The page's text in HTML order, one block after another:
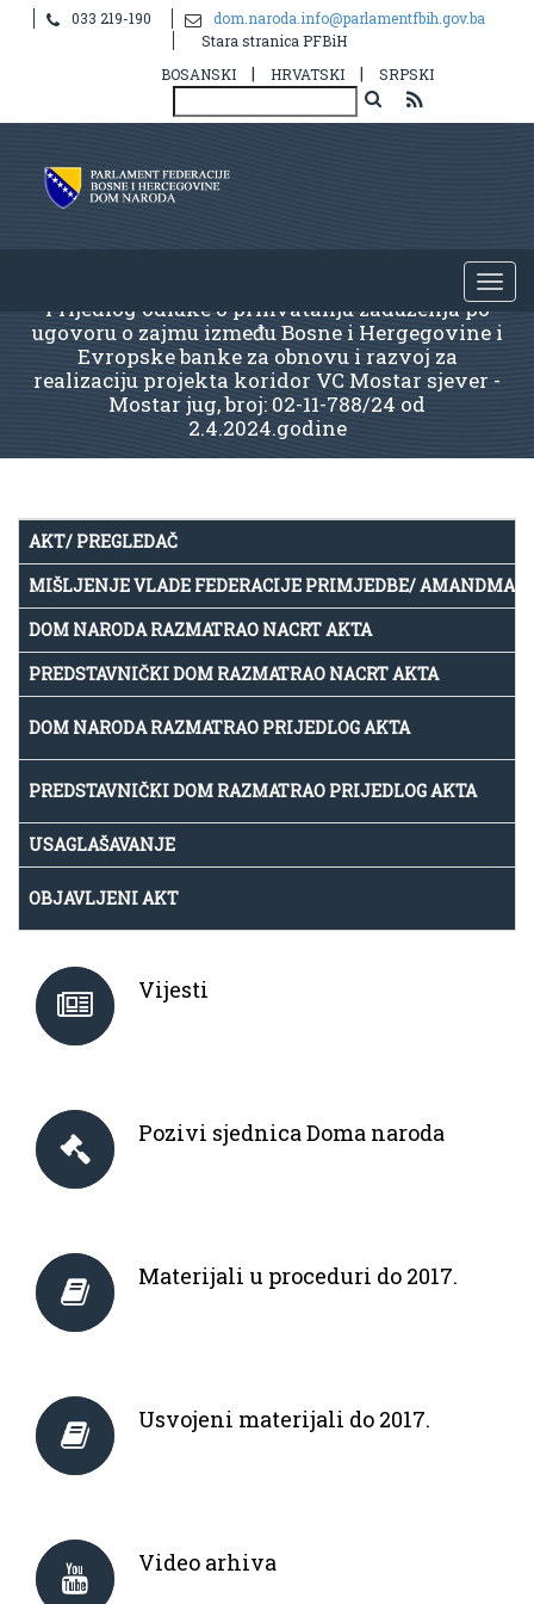
033 219-190
dom.naroda.info@parlamentfbih.gov.ba
Stara stranica PFBiH
BOSANSKI
| HRVATSKI | SRPSKI
Prijedlog odluke o prihvatanju zaduženja po
ugovoru o zajmu između Bosne i Hergegovine i
Evropske banke za obnovu i razvoj za
realizaciju projekta koridor VC Mostar sjever -
Mostar jug, broj: 02-11-788/24 od
2.4.2024.godine
AKT/ PREGLEDAČ
MIŠLJENJE VLADE FEDERACIJE PRIMJEDBE/
DOM NARODA RAZMATRAO NACRT AKTA
PREDSTAVNIČKI DOM RAZMATRAO NACRT AKTA
DOM NARODA RAZMATRAO PRIJEDLOG AKTA
PREDSTAVNIČKI DOM RAZMATRAO PRIJEDLOG AKTA
USAGLAŠAVANJE
OBJAVLJENI AKT
Vijesti
Pozivi sjednica Doma naroda
Materijali u proceduri do 2017.
Usvojeni materijali do 2017.
Video arhiva